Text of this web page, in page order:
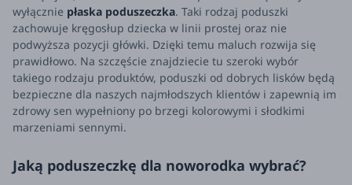
wyłącznie płaska poduszeczka. Taki rodzaj poduszki
zachowuje kręgosłup dziecka w linii prostej oraz nie
podwyższa pozycji główki. Dzięki temu maluch rozwija się
prawidłowo. Na szczęście znajdziecie tu szeroki wybór
takiego rodzaju produktów, poduszki od dobrych lisków będą
bezpieczne dla naszych najmłodszych klientów i zapewnią im
zdrowy sen wypełniony po brzegi kolorowymi i słodkimi
marzeniami sennymi.
Jaką poduszeczkę dla noworodka wybrać?